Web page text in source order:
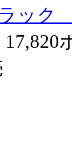
ック
17,820